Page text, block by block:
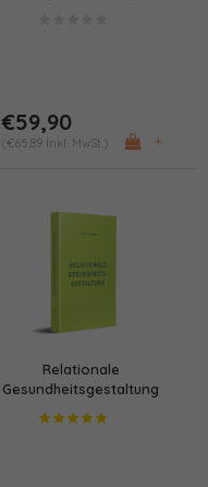
€59,90
(€65,89 Inkl. MwSt.) +
Relationale
Gesundheitsgestaltung